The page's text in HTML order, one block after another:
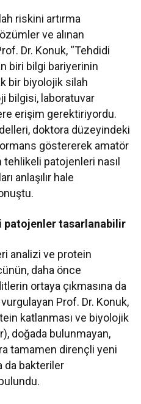
riskini artırma
ve alınan
Dr. Konuk, “Tehdidi
biri bilgi bariyerinin
bir biyolojik silah
bilgisi, laboratuvar
erişim gerektiriyordu.
doktora düzeyindeki
göstererek amatör
patojenleri nasıl
anlaşılır hale
patojenler tasarlanabilir
analizi ve protein
daha önce
ortaya çıkmasına da
Prof. Dr. Konuk,
katlanması ve biyolojik
doğada bulunmayan,
tamamen dirençli yeni
da bakteriler